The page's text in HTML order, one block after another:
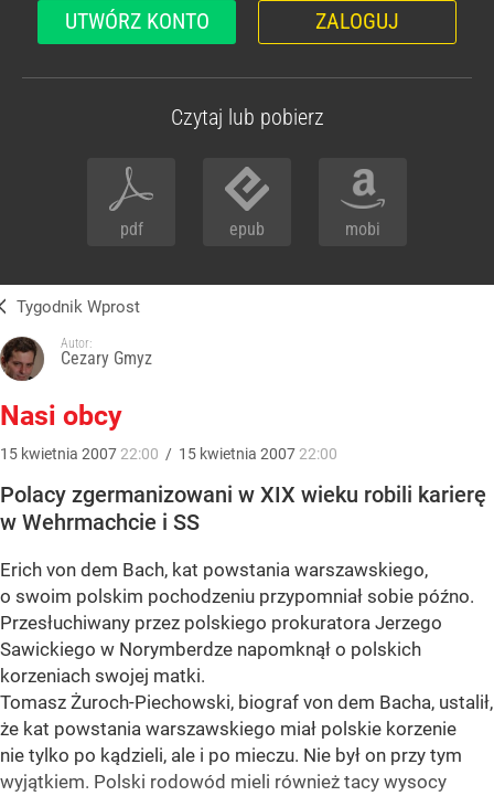
UTWÓRZ KONTO ZALOGUJ
Czytaj lub pobierz
pdf epub mobi
Tygodnik Wprost
Autor:
Cezary Gmyz
Nasi obcy
15 kwietnia 2007 22:00 / 15 kwietnia 2007 22:00
Polacy zgermanizowani w XIX wieku robili karierę
w Wehrmachcie i SS
Erich von dem Bach, kat powstania warszawskiego,
o swoim polskim pochodzeniu przypomniał sobie późno.
Przesłuchiwany przez polskiego prokuratora Jerzego
Sawickiego w Norymberdze napomknął o polskich
korzeniach swojej matki.
Tomasz Żuroch-Piechowski, biograf von dem Bacha, ustalił,
że kat powstania warszawskiego miał polskie korzenie
nie tylko po kądzieli, ale i po mieczu. Nie był on przy tym
wyjątkiem. Polski rodowód mieli również tacy wysocy